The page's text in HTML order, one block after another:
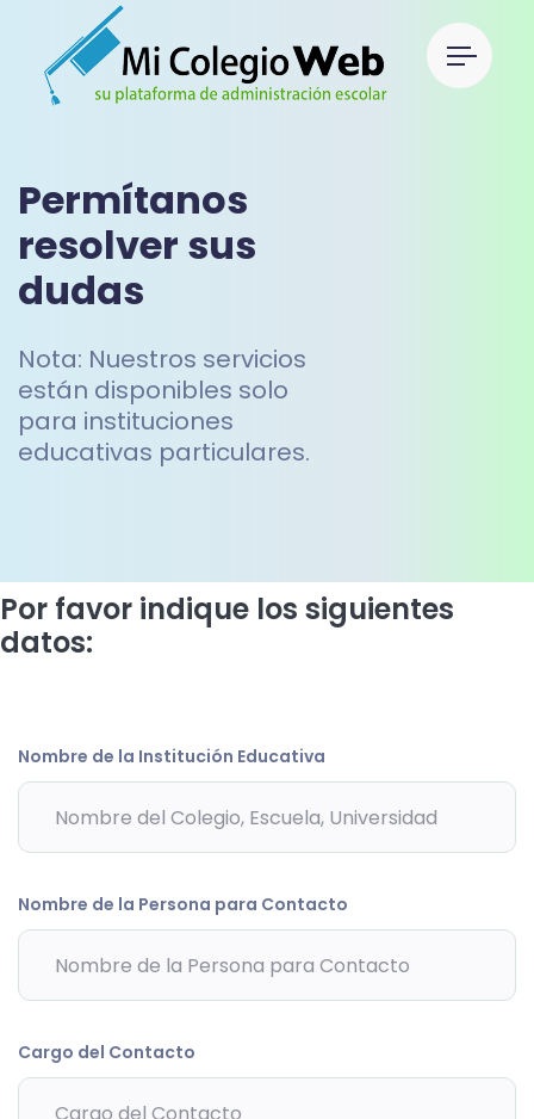
Permítanos
resolver sus
dudas
Nota: Nuestros servicios
están disponibles solo
para instituciones
educativas particulares.
Por favor indique los siguientes
datos:
Nombre de la Institución Educativa
Nombre de la Persona para Contacto
Cargo del Contacto